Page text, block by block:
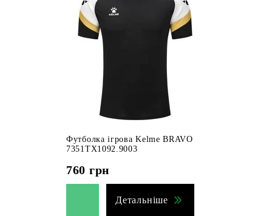
Футболка ігрова Kelme BRAVO
7351TX1092.9003
760 грн
Детальніше